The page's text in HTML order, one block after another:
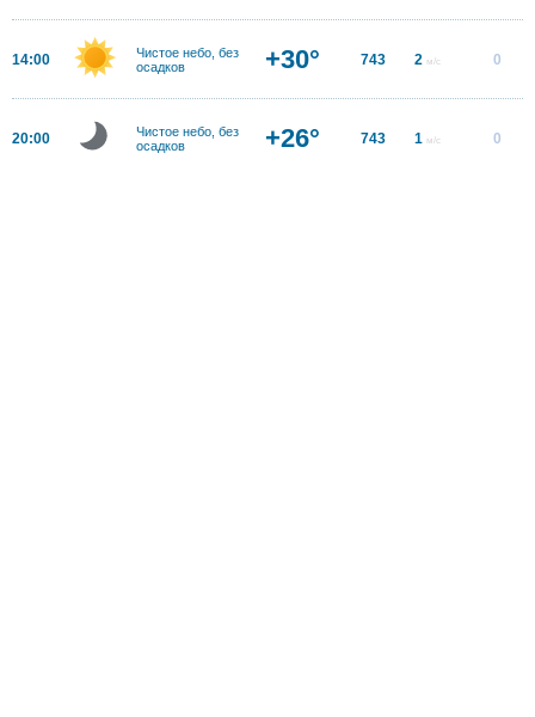
14:00
Чистое небо, без
осадков
+30° 743 2 м/с 0
20:00
Чистое небо, без
осадков
+26° 743 1 м/с 0